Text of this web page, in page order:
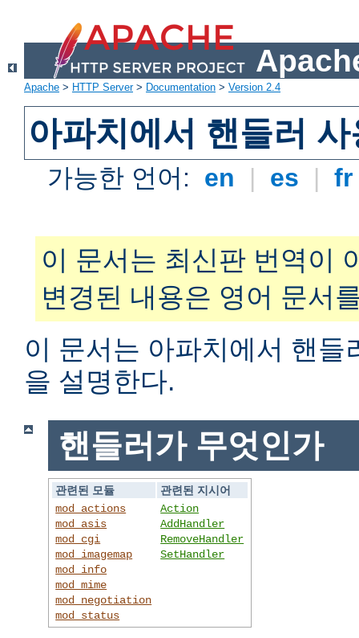
Apache > HTTP Server> Documentation > Version 2.4
아파치에서 핸들러 사
가능한 언어: en | es |
이 문서는 최신판 번역이
변경된 내용은 영어 문서
이 문서는 아파치에서 핸들
을 설명한다.
핸들러가 무엇인가
관련된 모듈
관련된 지시어
mod_actions
mod_asis
mod_cgi
mod_imagemap
mod_info
mod_mime
mod_negotiation
mod_status
Action
AddHandler
RemoveHandler
SetHandler